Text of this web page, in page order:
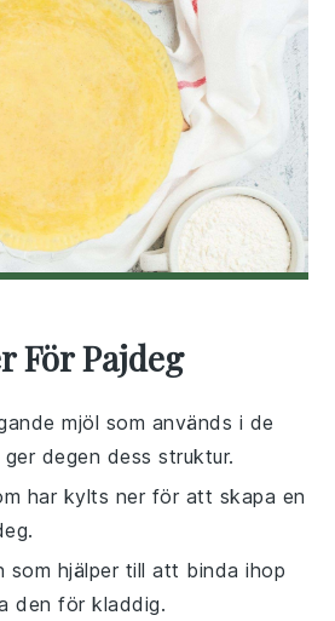
För Pajdeg
mjöl som används i de
degen dess struktur.
har kylts ner för att skapa en
som hjälper till att binda ihop
den för kladdig.